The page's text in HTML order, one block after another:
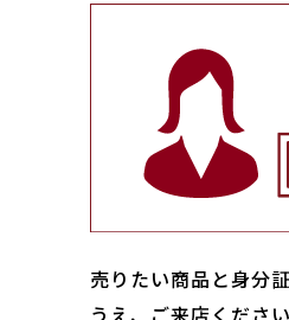
売りたい商品と身分
うえ、ご来店くださ